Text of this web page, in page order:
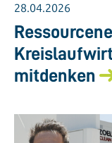
28.04.2026
mitdenken